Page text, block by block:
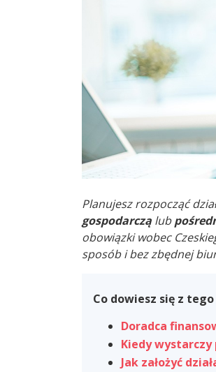
Planujesz rozpocząć
gospodarczą lub
obowiązki wobec
sposób i bez zbędnej
Co dowiesz się z
Doradca
Kiedy
Jak założyć